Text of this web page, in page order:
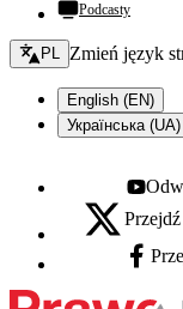
Podcasty
Zmień język - bieżący:
PL Zmień język
English (EN)
Українська (UA)
Youtube
X - otwiera się